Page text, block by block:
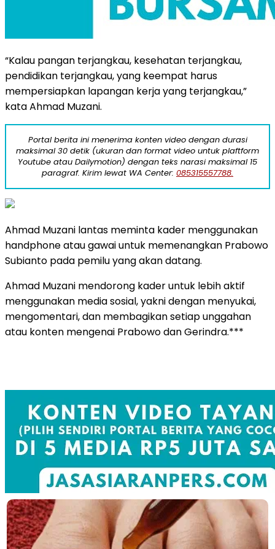
“Kalau pangan terjangkau, kesehatan terjangkau,
pendidikan terjangkau, yang keempat harus
mempersiapkan lapangan kerja yang terjangkau,”
kata Ahmad Muzani.
Portal berita ini menerima konten video dengan durasi
maksimal 30 detik (ukuran dan format video untuk plaftform
Youtube atau Dailymotion) dengan teks narasi maksimal 15
paragraf. Kirim lewat WA Center: 085315557788.
Ahmad Muzani lantas meminta kader menggunakan
handphone atau gawai untuk memenangkan Prabowo
Subianto pada pemilu yang akan datang.
Ahmad Muzani mendorong kader untuk lebih aktif
menggunakan media sosial, yakni dengan menyukai,
mengomentari, dan membagikan setiap unggahan
atau konten mengenai Prabowo dan Gerindra.***